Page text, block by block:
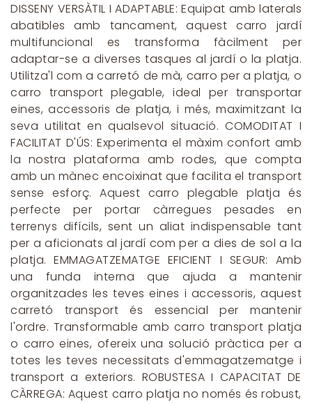
DISSENY VERSÀTIL I ADAPTABLE: Equipat amb laterals
abatibles amb tancament, aquest carro jardí
multifuncional es transforma fàcilment per
adaptar-se a diverses tasques al jardí o la platja.
Utilitza'l com a carretó de mà, carro per a platja, o
carro transport plegable, ideal per transportar
eines, accessoris de platja, i més, maximitzant la
seva utilitat en qualsevol situació. COMODITAT I
FACILITAT D'ÚS: Experimenta el màxim confort amb
la nostra plataforma amb rodes, que compta
amb un mànec encoixinat que facilita el transport
sense esforç. Aquest carro plegable platja és
perfecte per portar càrregues pesades en
terrenys difícils, sent un aliat indispensable tant
per a aficionats al jardí com per a dies de sol a la
platja. EMMAGATZEMATGE EFICIENT I SEGUR: Amb
una funda interna que ajuda a mantenir
organitzades les teves eines i accessoris, aquest
carretó transport és essencial per mantenir
l'ordre. Transformable amb carro transport platja
o carro eines, ofereix una solució pràctica per a
totes les teves necessitats d'emmagatzematge i
transport a exteriors. ROBUSTESA I CAPACITAT DE
CÀRREGA: Aquest carro platja no només és robust,